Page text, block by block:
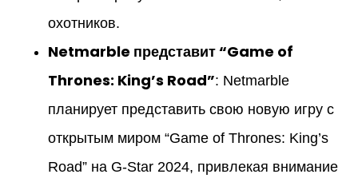
охотников.
Netmarble представит “Game of
Thrones: King’s Road”: Netmarble
планирует представить свою новую игру с
открытым миром “Game of Thrones: King’s
Road” на G-Star 2024, привлекая внимание